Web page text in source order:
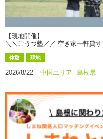
【現地開催】
＼＼ごうつ塾／／ 空き家一軒貸
体験 現地
2026/8/22 中国エリア 島根県